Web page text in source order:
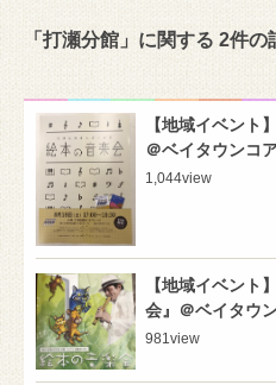
「打瀬分館」に関する 2件
【地域イベント
＠ベイタウンコ
1,044view
【地域イベント
会』＠ベイタウ
981 view